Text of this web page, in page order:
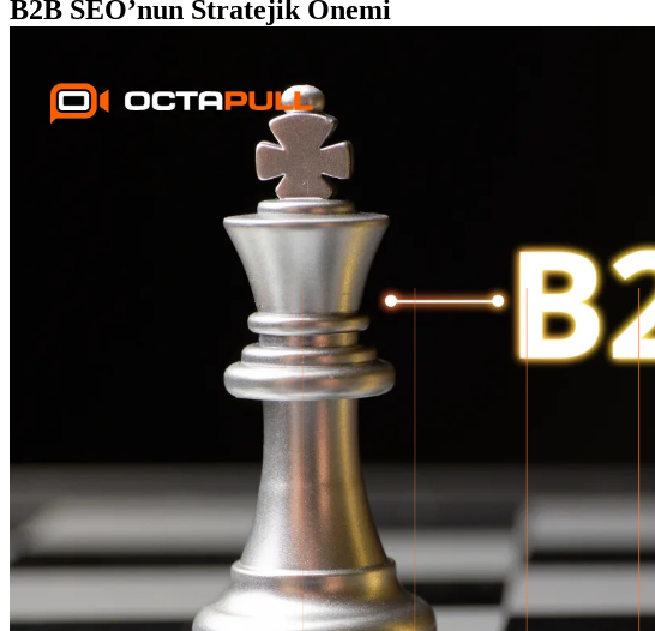
B2B SEO’nun Stratejik Önemi